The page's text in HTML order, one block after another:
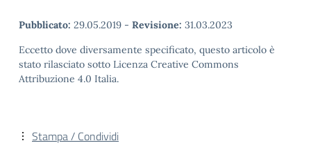
Pubblicato: 29.05.2019 - Revisione: 31.03.2023
Eccetto dove diversamente specificato, questo articolo è
stato rilasciato sotto Licenza Creative Commons
Attribuzione 4.0 Italia.
Stampa / Condividi